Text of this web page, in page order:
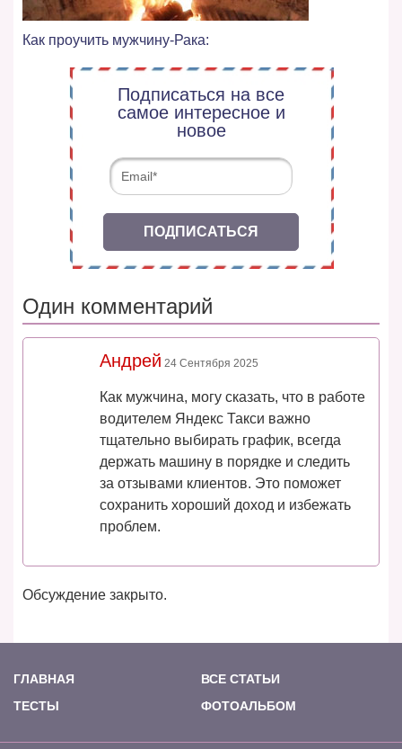
Как проучить мужчину-Рака:
Подписаться на все
самое интересное и
новое
ПОДПИСАТЬСЯ
Один комментарий
Андрей 24 Сентября 2025
Как мужчина, могу сказать, что в работе
водителем Яндекс Такси важно
тщательно выбирать график, всегда
держать машину в порядке и следить
за отзывами клиентов. Это поможет
сохранить хороший доход и избежать
проблем.
Обсуждение закрыто.
ГЛАВНАЯ
ВСЕ СТАТЬИ
ТЕСТЫ
ФОТОАЛЬБОМ